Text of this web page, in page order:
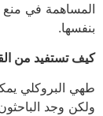
المساهمة في منع
بنفسها.
كيف تستفيد من
طهي البروكلي
ولكن وجد